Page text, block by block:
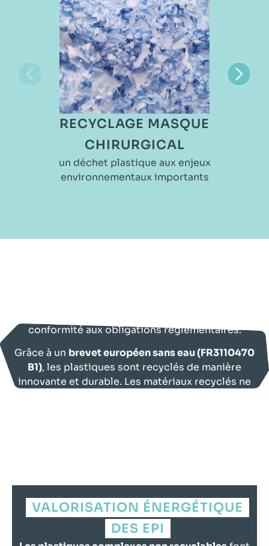
RECYCLAGE MASQUE
CHIRURGICAL
un déchet plastique aux enjeux
environnementaux importants
conformité aux obligations réglementaires.
Grâce à un brevet européen sans eau (FR3110470
B1), les plastiques sont recyclés de manière
innovante et durable. Les matériaux recyclés ne
VALORISATION ÉNERGÉTIQUE
DES EPI